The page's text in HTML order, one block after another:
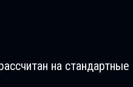
на стандартные